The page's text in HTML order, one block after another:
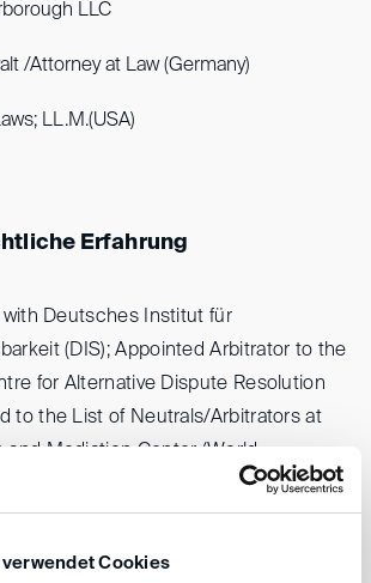
verwendet Cookies
LLC
/Attorney at Law (Germany)
LL.M.(USA)
Erfahrung
Deutsches Institut für
(DIS); Appointed Arbitrator to the
for Alternative Dispute Resolution
to the List of Neutrals/Arbitrators at
and Mediation Center (World